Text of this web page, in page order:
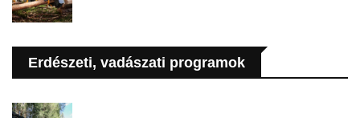
Erdészeti, vadászati programok